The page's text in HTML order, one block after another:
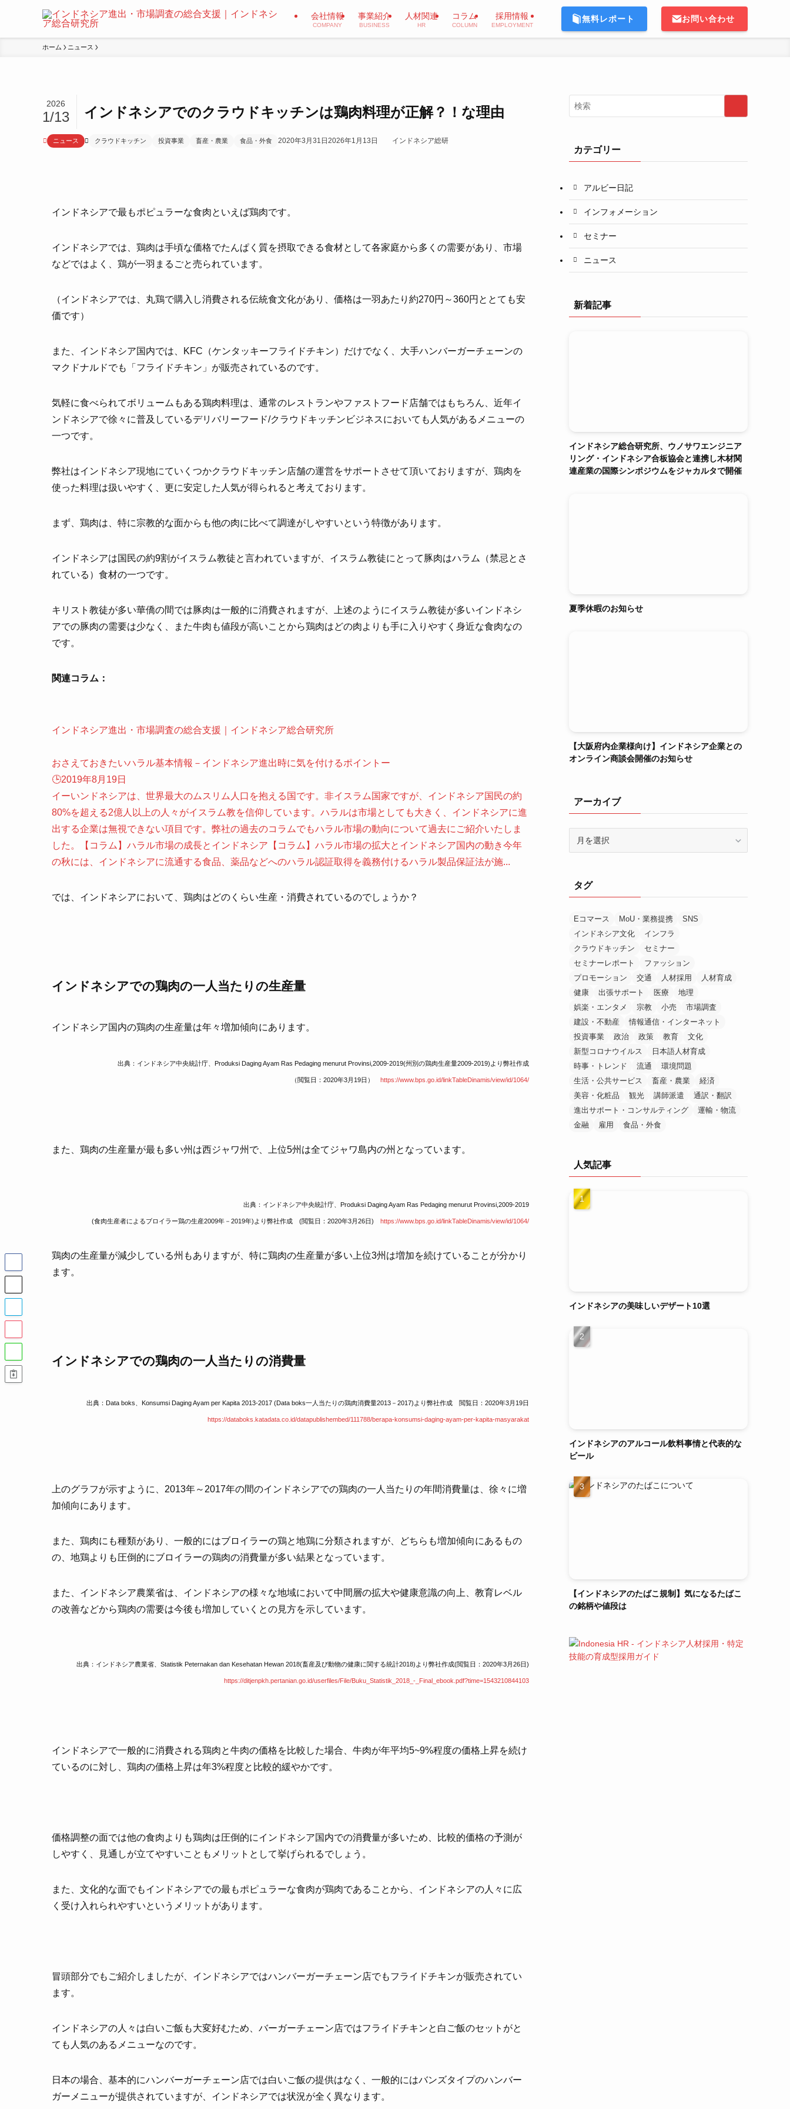
会社情報
COMPANY
事業紹介
BUSINESS
人材関連
HR
コラム
COLUMN
採用情報
EMPLOYMENT
無料レポート お問い合わせ
ホーム ニュース
インドネシアでのクラウドキッチンは鶏肉料理が正解？！な理由
2026
1/13
ニュース クラウドキッチン 投資事業 畜産・農業 食品・外食 2020年3月31日 2026年1月13日 インドネシア総研
インドネシアで最もポピュラーな食肉といえば鶏肉です。
インドネシアでは、鶏肉は手頃な価格でたんぱく質を摂取できる食材として各家庭から多くの需要があり、市場
などではよく、鶏が一羽まるごと売られています。
（インドネシアでは、丸鶏で購入し消費される伝統食文化があり、価格は一羽あたり約270円～360円ととても安
価です）
また、インドネシア国内では、KFC（ケンタッキーフライドチキン）だけでなく、大手ハンバーガーチェーンの
マクドナルドでも「フライドチキン」が販売されているのです。
気軽に食べられてボリュームもある鶏肉料理は、通常のレストランやファストフード店舗ではもちろん、近年イ
ンドネシアで徐々に普及しているデリバリーフード/クラウドキッチンビジネスにおいても人気があるメニューの
一つです。
弊社はインドネシア現地にていくつかクラウドキッチン店舗の運営をサポートさせて頂いておりますが、鶏肉を
使った料理は扱いやすく、更に安定した人気が得られると考えております。
まず、鶏肉は、特に宗教的な面からも他の肉に比べて調達がしやすいという特徴があります。
インドネシアは国民の約9割がイスラム教徒と言われていますが、イスラム教徒にとって豚肉はハラム（禁忌とさ
れている）食材の一つです。
キリスト教徒が多い華僑の間では豚肉は一般的に消費されますが、上述のようにイスラム教徒が多いインドネシ
アでの豚肉の需要は少なく、また牛肉も値段が高いことから鶏肉はどの肉よりも手に入りやすく身近な食肉なの
です。
関連コラム：
インドネシア進出・市場調査の総合支援｜インドネシア総合研究所
おさえておきたいハラル基本情報－インドネシア進出時に気を付けるポイントー
🕒️2019年8月19日
イーいンドネシアは、世界最大のムスリム人口を抱える国です。非イスラム国家ですが、インドネシア国民の約
80%を超える2億人以上の人々がイスラム教を信仰しています。ハラルは市場としても大きく、インドネシアに進
出する企業は無視できない項目です。弊社の過去のコラムでもハラル市場の動向について過去にご紹介いたしま
した。【コラム】ハラル市場の成長とインドネシア【コラム】ハラル市場の拡大とインドネシア国内の動き今年
の秋には、インドネシアに流通する食品、薬品などへのハラル認証取得を義務付けるハラル製品保証法が施...
では、インドネシアにおいて、鶏肉はどのくらい生産・消費されているのでしょうか？
インドネシアでの鶏肉の一人当たりの生産量
インドネシア国内の鶏肉の生産量は年々増加傾向にあります。
出典：インドネシア中央統計庁、Produksi Daging Ayam Ras Pedaging menurut Provinsi, 2009-2019(州別の鶏肉生産量2009-2019)より弊社作成
（閲覧日：2020年3月19日） https://www.bps.go.id/linkTableDinamis/view/id/1064/
また、鶏肉の生産量が最も多い州は西ジャワ州で、上位5州は全てジャワ島内の州となっています。
出典：インドネシア中央統計庁、Produksi Daging Ayam Ras Pedaging menurut Provinsi,2009-2019
(食肉生産者によるブロイラー鶏の生産2009年－2019年)より弊社作成 (閲覧日：2020年3月26日) https://www.bps.go.id/linkTableDinamis/view/id/1064/
鶏肉の生産量が減少している州もありますが、特に鶏肉の生産量が多い上位3州は増加を続けていることが分かり
ます。
インドネシアでの鶏肉の一人当たりの消費量
出典：Data boks、Konsumsi Daging Ayam per Kapita 2013-2017 (Data boks一人当たりの鶏肉消費量2013－2017)より弊社作成 閲覧日：2020年3月19日
https://databoks.katadata.co.id/datapublishembed/111788/berapa-konsumsi-daging-ayam-per-kapita-masyarakat
上のグラフが示すように、2013年～2017年の間のインドネシアでの鶏肉の一人当たりの年間消費量は、徐々に増
加傾向にあります。
また、鶏肉にも種類があり、一般的にはブロイラーの鶏と地鶏に分類されますが、どちらも増加傾向にあるもの
の、地鶏よりも圧倒的にブロイラーの鶏肉の消費量が多い結果となっています。
また、インドネシア農業省は、インドネシアの様々な地域において中間層の拡大や健康意識の向上、教育レベル
の改善などから鶏肉の需要は今後も増加していくとの見方を示しています。
出典：インドネシア農業省、Statistik Peternakan dan Kesehatan Hewan 2018(畜産及び動物の健康に関する統計2018)より弊社作成(閲覧日：2020年3月26日)
https://ditjenpkh.pertanian.go.id/userfiles/File/Buku_Statistik_2018_- _Final_ebook.pdf?time=1543210844103
インドネシアで一般的に消費される鶏肉と牛肉の価格を比較した場合、牛肉が年平均5~9%程度の価格上昇を続け
ているのに対し、鶏肉の価格上昇は年3%程度と比較的緩やかです。
価格調整の面では他の食肉よりも鶏肉は圧倒的にインドネシア国内での消費量が多いため、比較的価格の予測が
しやすく、見通しが立てやすいこともメリットとして挙げられるでしょう。
また、文化的な面でもインドネシアでの最もポピュラーな食肉が鶏肉であることから、インドネシアの人々に広
く受け入れられやすいというメリットがあります。
冒頭部分でもご紹介しましたが、インドネシアではハンバーガーチェーン店でもフライドチキンが販売されてい
ます。
インドネシアの人々は白いご飯も大変好むため、バーガーチェーン店ではフライドチキンと白ご飯のセットがと
ても人気のあるメニューなのです。
日本の場合、基本的にハンバーガーチェーン店では白いご飯の提供はなく、一般的にはバンズタイプのハンバー
ガーメニューが提供されていますが、インドネシアでは状況が全く異なります。
カテゴリー
アルビー日記
インフォメーション
セミナー
ニュース
新着記事
インドネシア総合研究所、ウノサワエンジニア
リング・インドネシア合板協会と連携し木材関
連産業の国際シンポジウムをジャカルタで開催
夏季休暇のお知らせ
【大阪府内企業様向け】インドネシア企業との
オンライン商談会開催のお知らせ
アーカイブ
ブタグ
Eコマース MoU・業務提携
SNS
インドネシア文化
インフラ
クラウドキッチン
セミナー
セミナーレポート
ファッション
プロモーション
交通 人材採用
人材育成
健康
出張サポート 医療
地理
娯楽・エンタメ
宗教 小売
市場調査
建設・不動産
情報通信・インターネット
投資事業
政治 政策 教育
文化
新型コロナウイルス
日本語人材育成
時事・トレンド
流通
環境問題
生活・公共サービス
畜産・農業
経済
美容・化粧品
観光 講師派遣
通訳・翻訳
進出サポート・コンサルティング
運輸・物流
金融
雇用 食品・外食
人気記事
インドネシアの美味しいデザート10選
インドネシアのアルコール飲料事情と代表的な
ビール
【インドネシアのたばこ規制】気になるたばこ
の銘柄や値段は